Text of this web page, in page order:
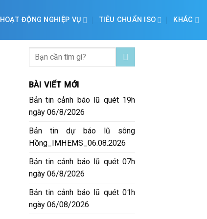
HOẠT ĐỘNG NGHIỆP VỤ TIÊU CHUẨN ISO KHÁC
BÀI VIẾT MỚI
Bản tin cảnh báo lũ quét 19h
ngày 06/8/2026
Bản tin dự báo lũ sông
Hồng_IMHEMS_06.08.2026
Bản tin cảnh báo lũ quét 07h
ngày 06/8/2026
Bản tin cảnh báo lũ quét 01h
ngày 06/08/2026